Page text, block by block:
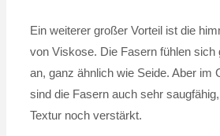
Ein weiterer großer Vorteil ist die
von Viskose. Die Fasern fühlen sich
an, ganz ähnlich wie Seide. Aber im
sind die Fasern auch sehr
Textur noch verstärkt.